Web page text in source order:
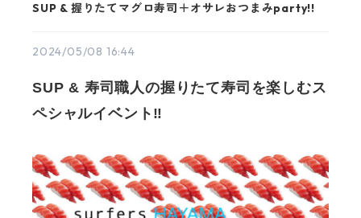
SUP & 握りたてマグロ寿司＋オサレおつまみparty!!
2024/05/08 16:44
SUP & 寿司職人の握りたて寿司を楽しむス
ペシャルイベント‼︎